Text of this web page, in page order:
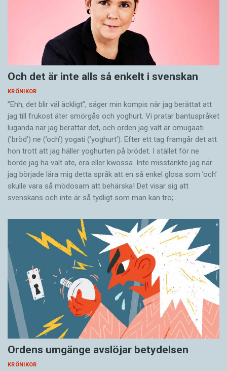
Och det är inte alls så enkelt i svenskan
KRÖNIKOR
”Ehh, det blir väl äckligt”, säger min kompis när jag berättat att
jag till frukost äter smörgås och yoghurt. Vi pratar bantuspråket
luganda när jag berättar det, och orden jag valt är omugaati
(’bröd’) ne (’och’) yogati (’yoghurt’). Efter ett tag framgår det att
hon trott att jag häller yoghurten på brödet. I stället för ne
borde jag ha valt ate, era eller kwossa. Inte misstänkte jag när
jag började lära mig detta språk att en så enkel glosa som ’och’
skulle vara så mödosam att behärska! Det visar sig att
svenskans och inte är så tydligt som man kan tro;…
Ordens umgänge avslöjar betydelsen
KRÖNIKOR